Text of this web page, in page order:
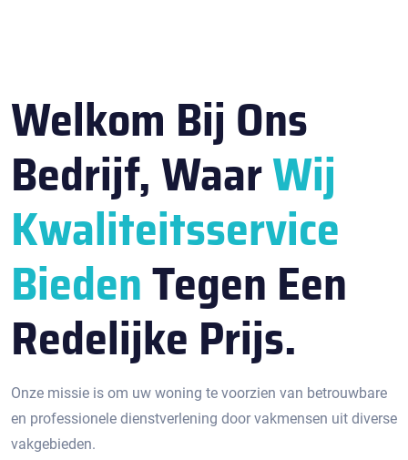
Welkom Bij Ons
Bedrijf, WaarWij
Kwaliteitsservice
BiedenTegen Een
Redelijke Prijs.
Onze missie is om uw woning te voorzien van betrouwbare
en professionele dienstverlening door vakmensen uit diverse
vakgebieden.